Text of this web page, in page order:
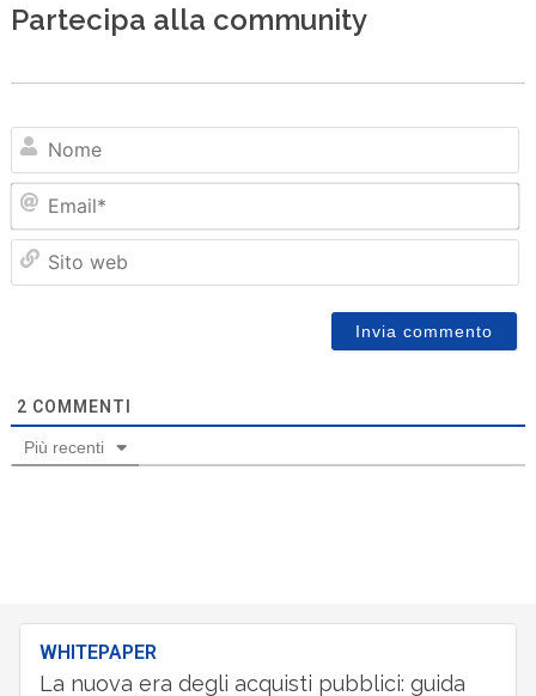
Partecipa alla community
2 COMMENTI
Più recenti
WHITEPAPER
La nuova era degli acquisti pubblici: guida